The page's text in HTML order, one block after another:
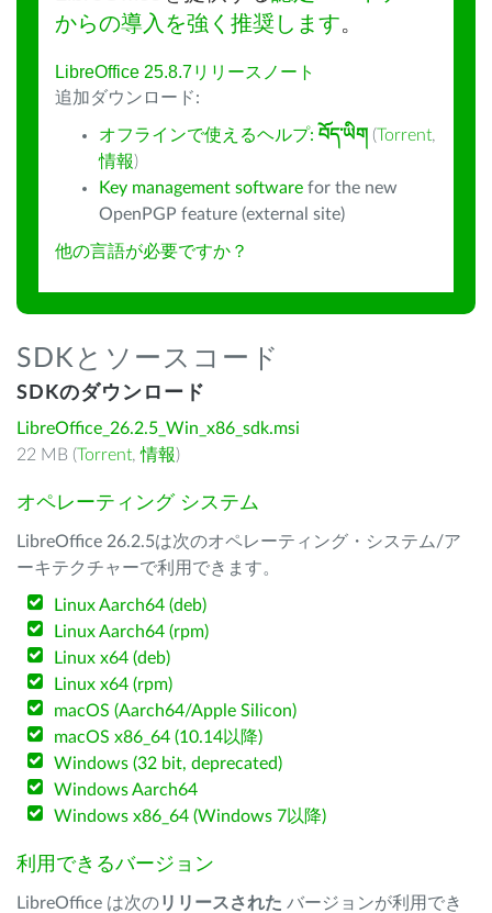
からの導入を強く推奨します。
LibreOffice 25.8.7リリースノート
追加ダウンロード:
オフラインで使えるヘルプ: བོད་ཡིག (Torrent,
情報)
Key management software for the new
OpenPGP feature (external site)
他の言語が必要ですか？
SDKとソースコード
SDKのダウンロード
LibreOffice_26.2.5_Win_x86_sdk.msi
22 MB (Torrent,情報)
オペレーティング システム
LibreOffice 26.2.5は次のオペレーティング・システム/ア
ーキテクチャーで利用できます。
Linux Aarch64 (deb)
Linux Aarch64 (rpm)
Linux x64 (deb)
Linux x64 (rpm)
macOS (Aarch64/Apple Silicon)
macOS x86_64 (10.14以降)
Windows (32 bit, deprecated)
Windows Aarch64
Windows x86_64 (Windows 7以降)
利用できるバージョン
LibreOffice は次のリリースされた バージョンが利用でき